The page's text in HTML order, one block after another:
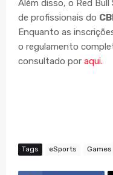
Além disso, o Red
de profissionais do
Enquanto as
o regulamento
consultado por aqui.
Tags eSports Games